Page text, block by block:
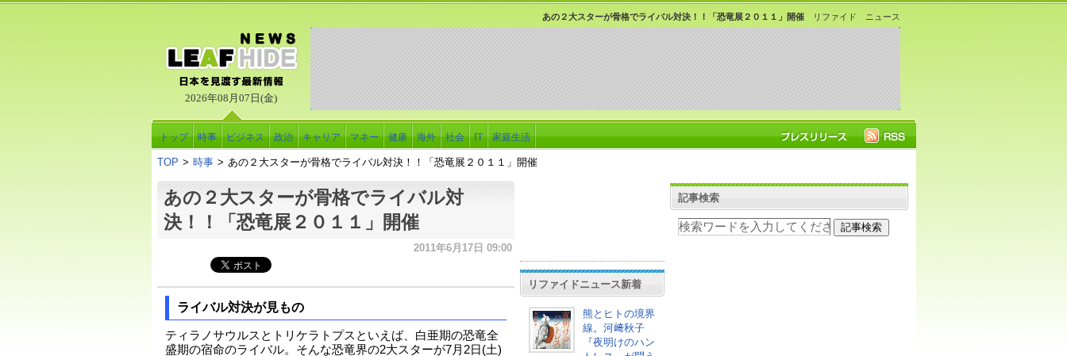
2026年08月07日(金)
リファイド ニュース
あの２大スターが骨格でライバル対決！！「恐竜展２０１１」開催
トップ 時事 ビジネス 政治 キャリア マネー 健康 海外 社会 IT 家庭生活
TOP > 時事 > あの２大スターが骨格でライバル対決！！「恐竜展２０１１」開催
あの２大スターが骨格でライバル対
決！！「恐竜展２０１１」開催
2011年6月17日 09:00
ライバル対決が見もの
ティラノサウルスとトリケラトプスといえば、白亜期の恐竜全
盛期の宿命のライバル。そんな恐竜界の2大スターが7月2日(土)
リファイドニュース新着
熊とヒトの境界
線。河﨑秋子
『夜明けのハン
記事検索